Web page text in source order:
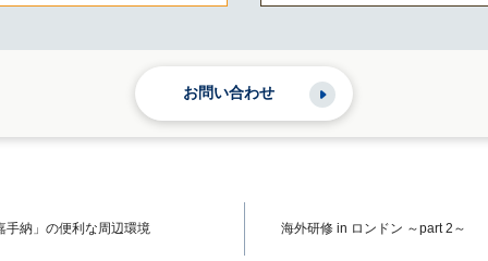
お問い合わせ
手納」の便利な周辺環境 海外研修 in ロンドン ～part 2～